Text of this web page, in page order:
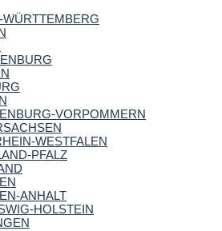
WÜRTTEMBERG
VORPOMMERN
WESTFALEN
PFALZ
ANHALT
HOLSTEIN